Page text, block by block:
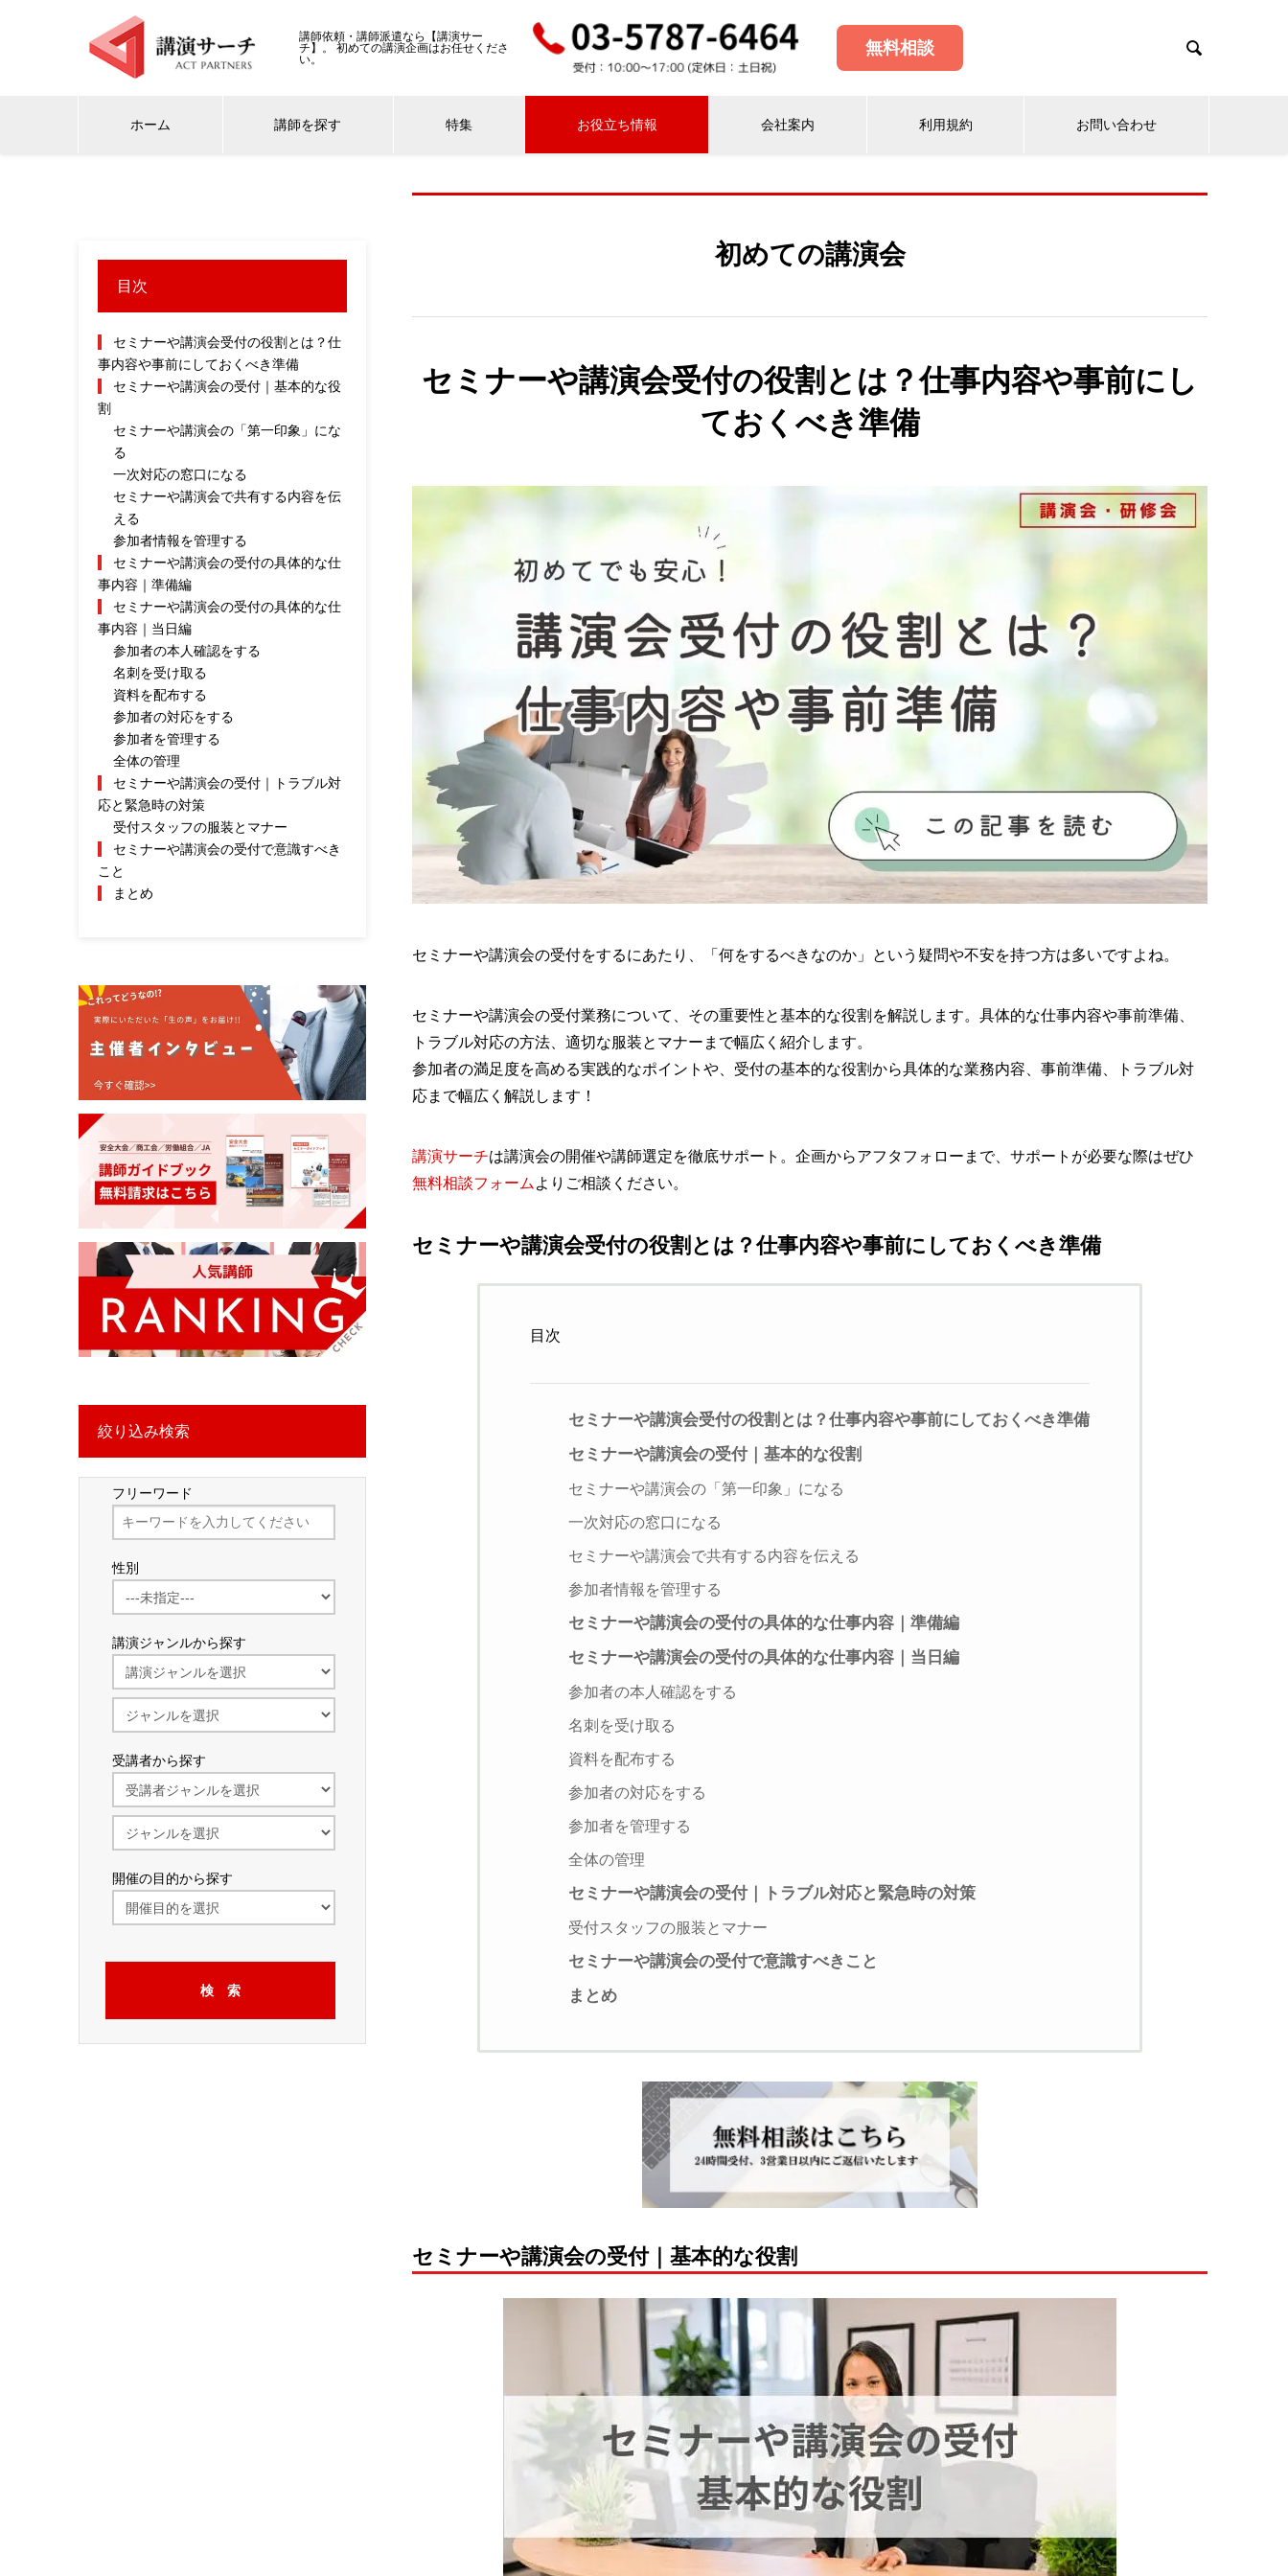
講師依頼・講師派遣なら【講演サー
チ】。 初めての講演企画はお任せくださ
い。
無料相談 
ホーム 講師を探す 特集 お役立ち情報 会社案内 利用規約 お問い合わせ
初めての講演会
セミナーや講演会受付の役割とは？仕事内容や事前にし
ておくべき準備
セミナーや講演会の受付をするにあたり、「何をするべきなのか」という疑問や不安を持つ方は多いですよね。
セミナーや講演会の受付業務について、その重要性と基本的な役割を解説します。具体的な仕事内容や事前準備、
トラブル対応の方法、適切な服装とマナーまで幅広く紹介します。
参加者の満足度を高める実践的なポイントや、受付の基本的な役割から具体的な業務内容、事前準備、トラブル対
応まで幅広く解説します！
講演サーチは講演会の開催や講師選定を徹底サポート。企画からアフタフォローまで、サポートが必要な際はぜひ
無料相談フォーム よりご相談ください。
セミナーや講演会受付の役割とは？仕事内容や事前にしておくべき準備
目次
セミナーや講演会受付の役割とは？仕事内容や事前にしておくべき準備
セミナーや講演会の受付｜基本的な役割
セミナーや講演会の「第一印象」になる
一次対応の窓口になる
セミナーや講演会で共有する内容を伝える
参加者情報を管理する
セミナーや講演会の受付の具体的な仕事内容｜準備編
セミナーや講演会の受付の具体的な仕事内容｜当日編
参加者の本人確認をする
名刺を受け取る
資料を配布する
参加者の対応をする
参加者を管理する
全体の管理
セミナーや講演会の受付｜トラブル対応と緊急時の対策
受付スタッフの服装とマナー
セミナーや講演会の受付で意識すべきこと
まとめ
セミナーや講演会の受付｜基本的な役割
目次
セミナーや講演会受付の役割とは？仕
事内容や事前にしておくべき準備
セミナーや講演会の受付｜基本的な役
割
セミナーや講演会の「第一印象」にな
る
一次対応の窓口になる
セミナーや講演会で共有する内容を伝
える
参加者情報を管理する
セミナーや講演会の受付の具体的な仕
事内容｜準備編
セミナーや講演会の受付の具体的な仕
事内容｜当日編
参加者の本人確認をする
名刺を受け取る
資料を配布する
参加者の対応をする
参加者を管理する
全体の管理
セミナーや講演会の受付｜トラブル対
応と緊急時の対策
受付スタッフの服装とマナー
セミナーや講演会の受付で意識すべき
こと
まとめ
絞り込み検索
フリーワード
性別
講演ジャンルから探す
受講者から探す
開催の目的から探す